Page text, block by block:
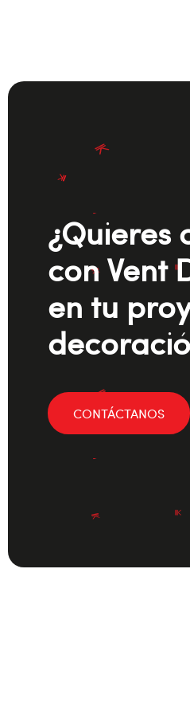
¿Quieres
con Vent
en tu
CONTÁCTANOS